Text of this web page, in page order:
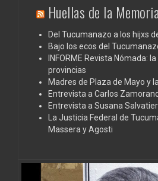
Huellas de la Memoria
Del Tucumanazo a los hijxs
Bajo los ecos del
INFORME Revista Nómada:
provincias
Madres de Plaza de Mayo y
Entrevista a Carlos
Entrevista a Susana
La Justicia Federal de
Massera y Agosti